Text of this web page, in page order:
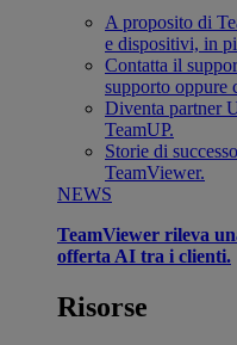
A proposito di
e dispositivi, in
Contatta il
supporto oppure
Diventa partner
TeamUP.
Storie di successo
TeamViewer.
NEWS
TeamViewer rileva
offerta AI tra i clienti.
Risorse